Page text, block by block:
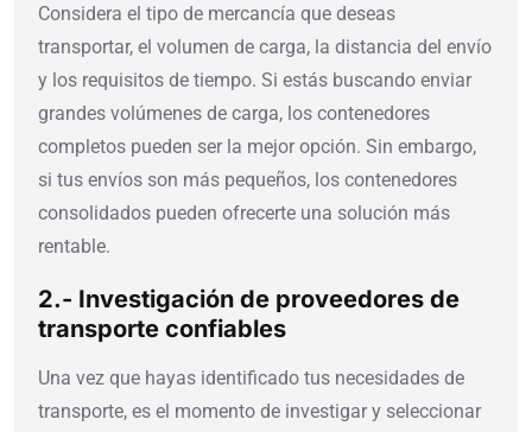
Considera el tipo de mercancía que deseas
transportar, el volumen de carga, la distancia del envío
y los requisitos de tiempo. Si estás buscando enviar
grandes volúmenes de carga, los contenedores
completos pueden ser la mejor opción. Sin embargo,
si tus envíos son más pequeños, los contenedores
consolidados pueden ofrecerte una solución más
rentable.
2.- Investigación de proveedores de
transporte confiables
Una vez que hayas identificado tus necesidades de
transporte, es el momento de investigar y seleccionar